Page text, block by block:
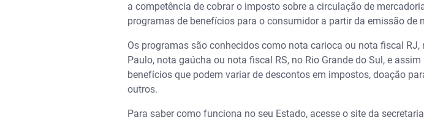
a competência de cobrar o imposto sobre a circulação de
programas de benefícios para o consumidor a partir da emissão de
Os programas são conhecidos como nota carioca ou nota fiscal
Paulo, nota gaúcha ou nota fiscal RS, no Rio Grande do Sul, e
benefícios que podem variar de descontos em impostos, doação
outros.
Para saber como funciona no seu Estado, acesse o site da